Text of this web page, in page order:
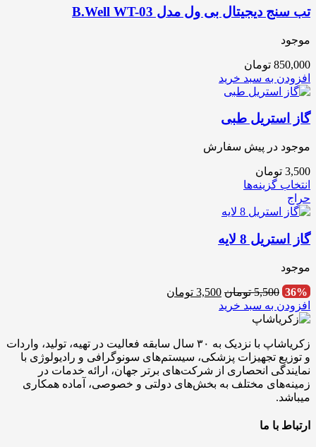
تب سنج دیجیتال بی ول مدل B.Well WT-03
موجود
850,000 تومان
افزودن به سبد خرید
گاز استریل طبی
موجود در پیش سفارش
3,500 تومان
انتخاب گزینه‌ها
حراج
گاز استریل 8 لایه
موجود
36%
5,500 تومان قیمت
اصلی
3,500 تومان
افزودن به سبد خرید
زکریاشاپ با نزدیک به ۳۰ سال سابقه فعالیت در تهیه، تولید، واردات
و توزیع تجهیزات پزشکی، سیستم‌های سونوگرافی و رادیولوژی با
نمایندگی انحصاری از شرکت‌های برتر جهان، ارائه خدمات در
زمینه‌های مختلف به بخش‌های دولتی و خصوصی، آماده همکاری
میباشد.
ارتباط با ما